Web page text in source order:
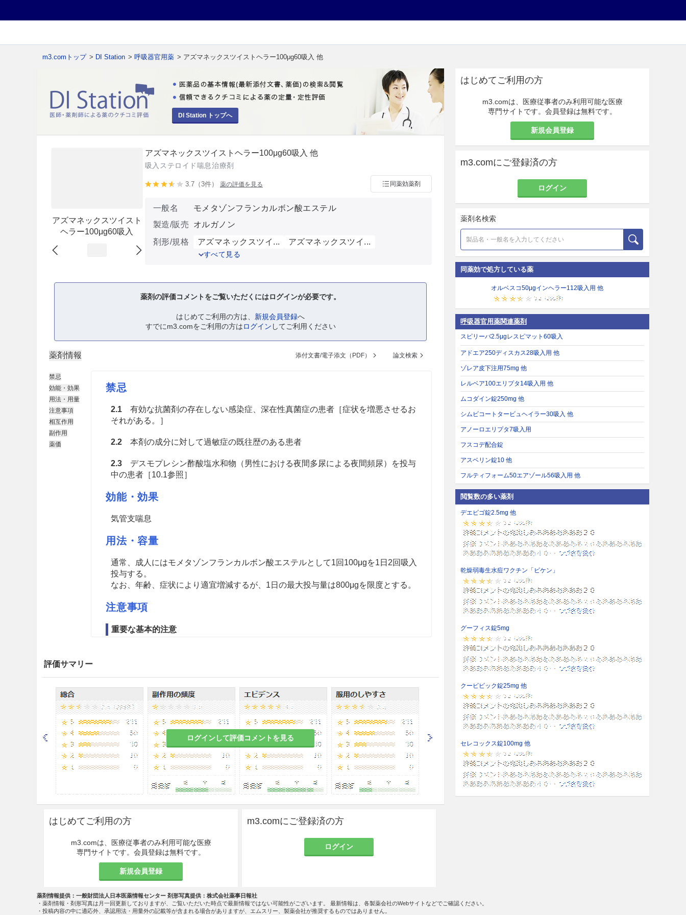
m3.comトップ > DI Station > 呼吸器官用薬 > アズマネックスツイストヘラー100μg60吸入 他
DI Station トップへ
アズマネックスツイスト
ヘラー100μg60吸入
アズマネックスツイストヘラー100μg60吸入 他
吸入ステロイド喘息治療剤
3.7（3件） 薬の評価を見る 同薬効薬剤
一般名
モメタゾンフランカルボン酸エステル
製造/販売
オルガノン
剤形/規格
アズマネックスツイ... アズマネックスツイ...
すべて見る
薬剤の評価コメントをご覧いただくにはログインが必要です。
はじめてご利用の方は、 新規会員登録へ
すでにm3.comをご利用の方はログイン してご利用ください
薬剤情報 添付文書/電子添文（PDF） 論文検索
禁忌
効能・効果
用法・用量
注意事項
相互作用
副作用
薬価
禁忌
2.1有効な抗菌剤の存在しない感染症、深在性真菌症の患者［症状を増悪させるお
それがある。］
2.2本剤の成分に対して過敏症の既往歴のある患者
2.3デスモプレシン酢酸塩水和物（男性における夜間多尿による夜間頻尿）を投与
中の患者［10.1参照］
効能・効果
気管支喘息
用法・容量
通常、成人にはモメタゾンフランカルボン酸エステルとして1回100μgを1日2回吸入
投与する。
なお、年齢、症状により適宜増減するが、1日の最大投与量は800μgを限度とする。
注意事項
重要な基本的注意
8.2本剤の投与期間中に発現する急性の発作に対しては、発作発現時に短時間作動
刺激薬等の他の適切な薬剤を使用するよう患者に注意を与えること。ま
た、その薬剤の使用量が増加したり、ピークフロー値が低下するなど効果が十分で
なくなってきたと感じられたら、喘息の管理が十分でないことが考えられるため、
可及的速やかに医療機関を受診し治療を求めるように患者に注意を与えるととも
に、そのような状態がみられた場合には、生命を脅かす可能性があるので、本剤の
増量あるいは気管支拡張剤・全身性ステロイド剤を短期間併用し、症状の軽減にあ
わせて併用薬剤を徐々に減量すること。
本剤の投与を突然中止すると喘息の急激な悪化を起こすことがあるので、投与
を中止する場合には患者の喘息症状を観察しながら徐々に減量していくこと。
全身性の作用（クッシング症候群、クッシング様症状、副腎皮質機能抑制、小児の
成長遅延、骨密度の低下、白内障、緑内障を含む）が発現する可能性があるので、
吸入ステロイド剤の投与量は患者毎に喘息をコントロールできる最少用量に調節す
ること。
国内臨床試験においては本剤の1日最大用量（800μg/日）を長期投与した場合の安
全性についての情報は限られており、また、日本人に本剤800μg/日を反復投与した
ときのCmax、AUCは外国人と比べて高かったとの報告があることから、本剤の1日
最大用量投与時には患者の状態を十分に観察しながら投与を行うこと。
評価サマリー
ログインして評価コメントを見る
はじめてご利用の方
m3.comは、医療従事者のみ利用可能な医療
専門サイトです。会員登録は無料です。
新規会員登録
m3.comにご登録済の方
ログイン
はじめてご利用の方
m3.comは、医療従事者のみ利用可能な医療
専門サイトです。会員登録は無料です。
新規会員登録
m3.comにご登録済の方
ログイン
薬剤名検索
同薬効で処方している薬
オルベスコ50μgインヘラー112吸入用 他
呼吸器官用薬関連薬剤
スピリーバ2.5μgレスピマット60吸入
アドエア250ディスカス28吸入用 他
ゾレア皮下注用75mg 他
レルベア100エリプタ14吸入用 他
ムコダイン錠250mg 他
シムビコートタービュヘイラー30吸入 他
アノーロエリプタ7吸入用
フスコデ配合錠
アスベリン錠10 他
フルティフォーム50エアゾール56吸入用 他
閲覧数の多い薬剤
デエビゴ錠2.5mg 他
乾燥弱毒生水痘ワクチン「ビケン」
グーフィス錠5mg
クービビック錠25mg 他
セレコックス錠100mg 他
薬剤情報提供：一般財団法人日本医薬情報センター 剤形写真提供：株式会社薬事日報社
・薬剤情報・剤形写真は月一回更新しておりますが、ご覧いただいた時点で最新情報ではない可能性がございます。 最新情報は、各製薬会社のWebサイトなどでご確認ください。
・投稿内容の中に適応外、承認用法・用量外の記載等が含まれる場合がありますが、エムスリー、製薬会社が推奨するものではありません。